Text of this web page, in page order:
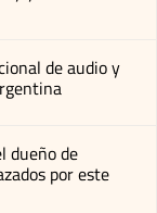
de audio y
dueño de
por este